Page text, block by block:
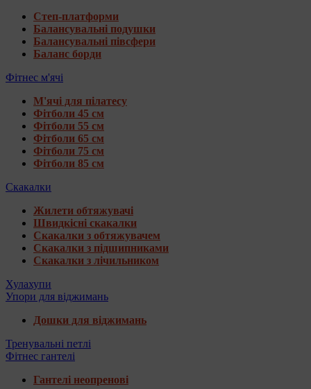
Степ-платформи
Балансувальні подушки
Балансувальні півсфери
Баланс борди
Фітнес м'ячі
М'ячі для пілатесу
Фітболи 45 см
Фітболи 55 см
Фітболи 65 см
Фітболи 75 см
Фітболи 85 см
Скакалки
Жилети обтяжувачі
Швидкісні скакалки
Скакалки з обтяжувачем
Скакалки з підшипниками
Скакалки з лічильником
Хулахупи
Упори для віджимань
Дошки для віджимань
Тренувальні петлі
Фітнес гантелі
Гантелі неопренові